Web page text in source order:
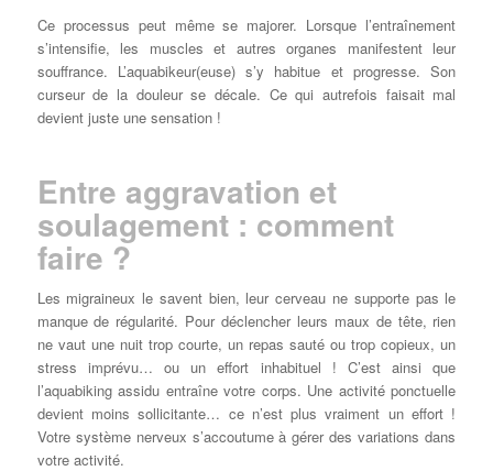
Ce processus peut même se majorer. Lorsque l’entraînement
s’intensifie, les muscles et autres organes manifestent leur
souffrance. L’aquabikeur(euse) s’y habitue et progresse. Son
curseur de la douleur se décale. Ce qui autrefois faisait mal
devient juste une sensation !
Entre aggravation et
soulagement : comment
faire ?
Les migraineux le savent bien, leur cerveau ne supporte pas le
manque de régularité. Pour déclencher leurs maux de tête, rien
ne vaut une nuit trop courte, un repas sauté ou trop copieux, un
stress imprévu… ou un effort inhabituel ! C’est ainsi que
l’aquabiking assidu entraîne votre corps. Une activité ponctuelle
devient moins sollicitante… ce n’est plus vraiment un effort !
Votre système nerveux s’accoutume à gérer des variations dans
votre activité.